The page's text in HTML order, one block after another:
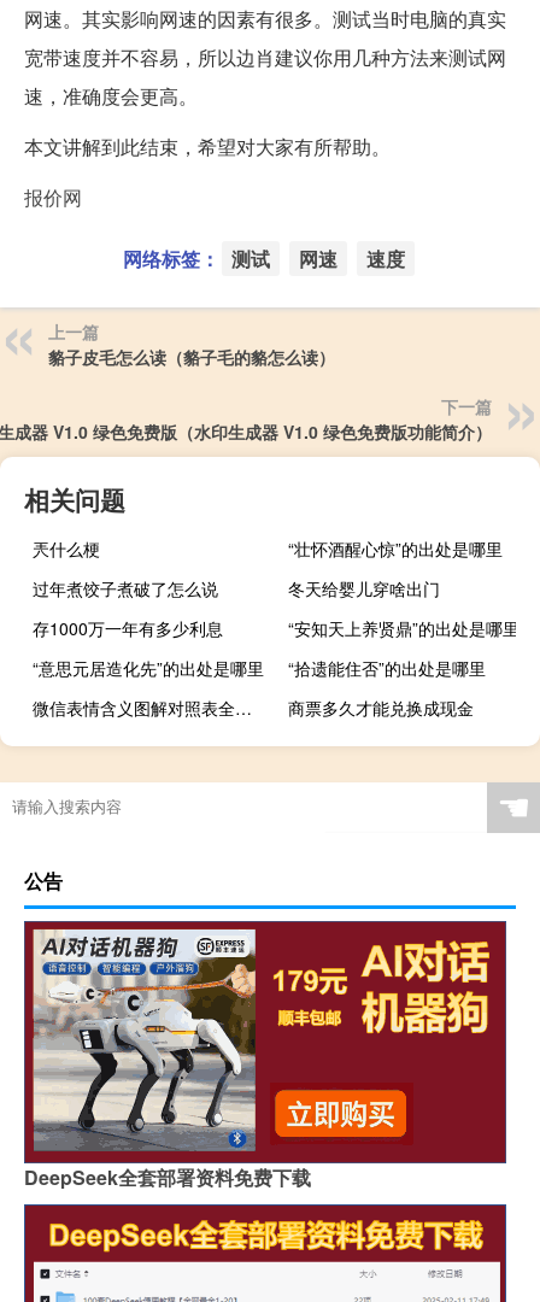
网速。其实影响网速的因素有很多。测试当时电脑的真实
宽带速度并不容易，所以边肖建议你用几种方法来测试网
速，准确度会更高。
本文讲解到此结束，希望对大家有所帮助。
报价网
网络标签： 测试 网速 速度
上一篇
貉子皮毛怎么读（貉子毛的貉怎么读）
下一篇
成器 V1.0 绿色免费版（水印生成器 V1.0 绿色免费版功能简介）
相关问题
兲什么梗
“壮怀酒醒心惊”的出处是哪里
过年煮饺子煮破了怎么说
冬天给婴儿穿啥出门
存1000万一年有多少利息
“安知天上养贤鼎”的出处是哪里
“意思元居造化先”的出处是哪里
“拾遗能住否”的出处是哪里
微信表情含义图解对照表全部（微信表情含义）
商票多久才能兑换成现金
☚
公告
DeepSeek全套部署资料免费下载